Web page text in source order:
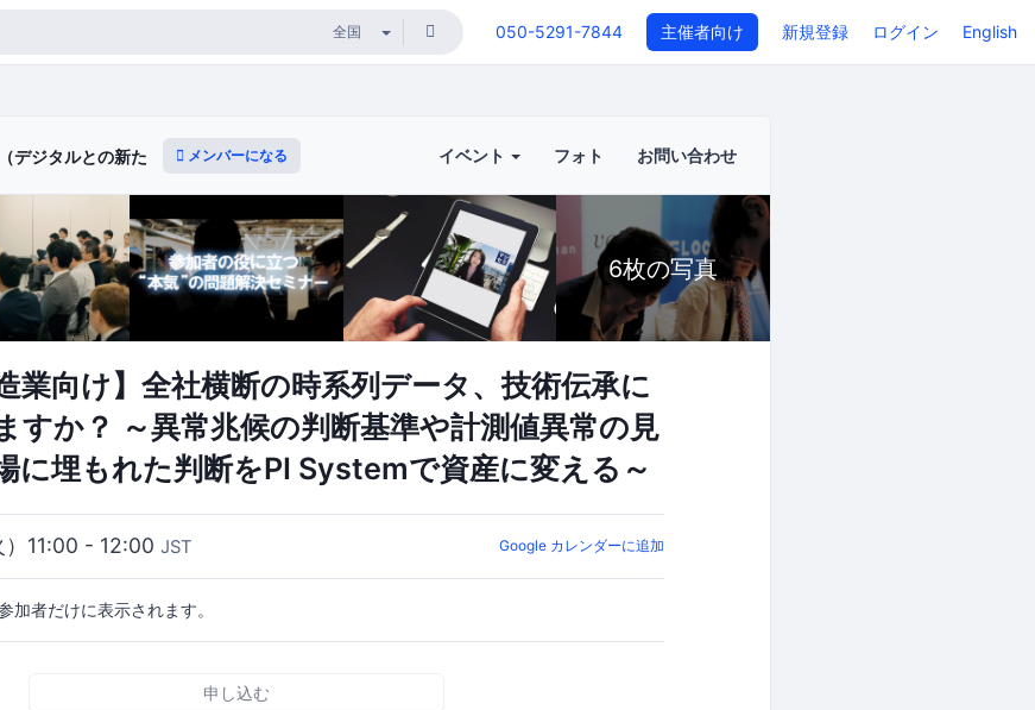
050-5291-7844 主催者向け 新規登録 ログイン English
デジタルとの新たな出会いと体験）
メンバーになる イベント フォト お問い合わせ
6枚の写真
業向け】全社横断の時系列データ、技術伝承に
すか？ ～異常兆候の判断基準や計測値異常の見
に埋もれた判断をPI Systemで資産に変える～
11:00 - 12:00 JST Google カレンダーに追加
加者だけに表示されます。
申し込む